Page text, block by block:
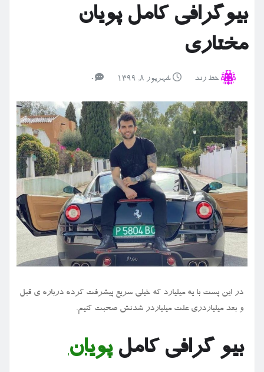
بیوگرافی کامل پویان
مختاری
خط رند شهریور ۸, ۱۳۹۹ 0
در این پست با یه میلیارد که خیلی سریع پیشرفت کرده درباره ی قبل
و بعد میلیاردری علت میلیاردر شدنش صحبت کنیم.
بیو گرافی کاملپویان